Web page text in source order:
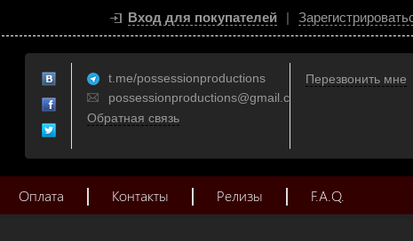
Вход для покупателей |
t.me/possessionproductions
possessionproductions@gmail.com
Обратная связь
Перезвонить мне
Оплата Контакты Релизы F.A.Q.